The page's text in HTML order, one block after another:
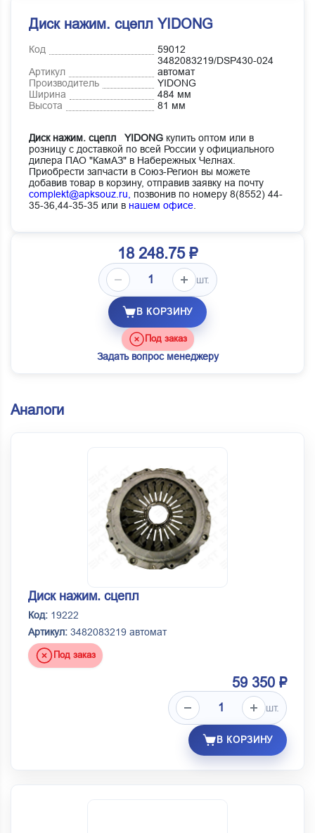
Диск нажим. сцепл YIDONG
Код
59012
Артикул
3482083219/DSP430-024
автомат
Производитель
YIDONG
Ширина
484 мм
Высота
81 мм
Диск нажим. сцепл YIDONG купить оптом или в
розницу с доставкой по всей России у официального
дилера ПАО "КамАЗ" в Набережных Челнах.
Приобрести запчасти в Союз-Регион вы можете
добавив товар в корзину, отправив заявку на почту
complekt@apksouz.ru,
позвонив по номеру 8(8552) 44-
35-36,44-35-35 или в нашем офисе
18 248.75 ₽
шт.
В КОРЗИНУ
Под заказ
Задать вопрос менеджеру
Аналоги
Диск нажим. сцепл
Код: 19222
Артикул: 3482083219 автомат
Под заказ
59 350 ₽
шт.
В КОРЗИНУ